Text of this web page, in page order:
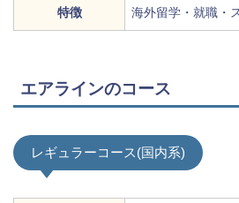
特徴 海外留学・就職・
エアラインのコース
レギュラーコース(国内系)